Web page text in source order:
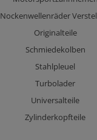
Nockenwellenräder
Originalteile
Schmiedekolben
Stahlpleuel
Turbolader
Universalteile
Zylinderkopfteile